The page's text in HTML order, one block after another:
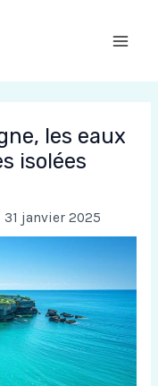
les eaux
isolées
31 janvier 2025